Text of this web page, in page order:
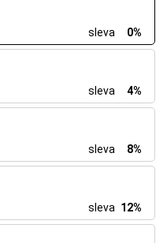
sleva
0%
sleva
4%
sleva
8%
sleva 12%